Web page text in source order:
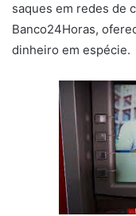
saques em redes de
Banco24Horas,
dinheiro em espécie.